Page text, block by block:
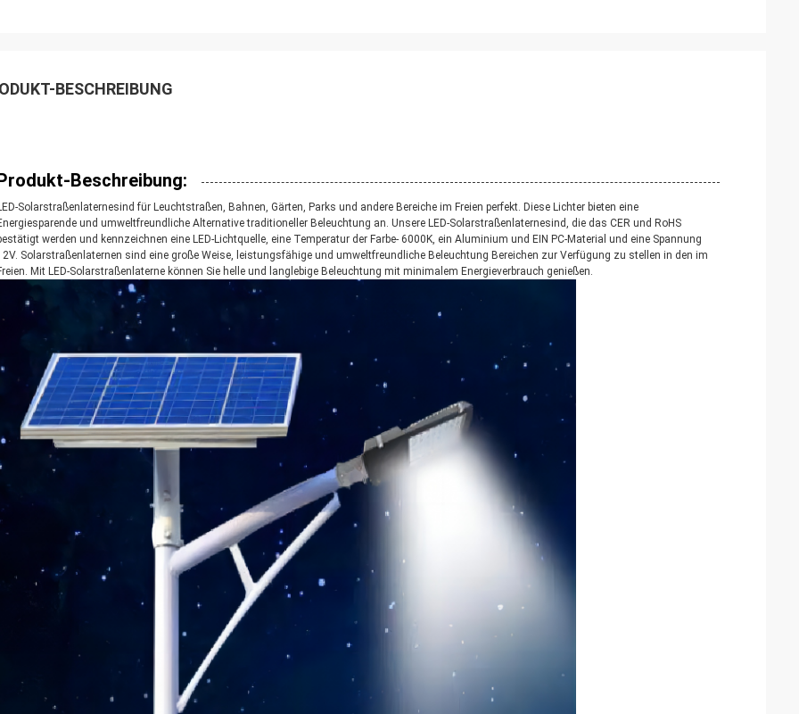
BESCHREIBUNG
Beschreibung:
Solarstraßenlaternesind für Leuchtstraßen, Bahnen, Gärten, Parks und andere Bereiche im Freien perfekt. Diese Lichter bieten eine
und umweltfreundliche Alternative traditioneller Beleuchtung an. Unsere LED-Solarstraßenlaternesind, die das CER und RoHS
werden und kennzeichnen eine LED-Lichtquelle, eine Temperatur der Farbe- 6000K, ein Aluminium und EIN PC-Material und eine Spannung
Solarstraßenlaternen sind eine große Weise, leistungsfähige und umweltfreundliche Beleuchtung Bereichen zur Verfügung zu stellen in den im
Mit LED-Solarstraßenlaterne können Sie helle und langlebige Beleuchtung mit minimalem Energieverbrauch genießen.